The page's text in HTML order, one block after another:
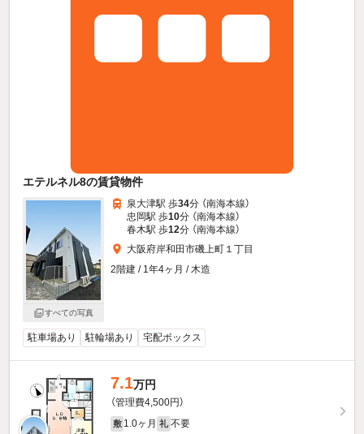
エテルネル8の賃貸物件
すべての写真
泉大津駅 歩34分 （南海本線）
忠岡駅 歩10分 （南海本線）
春木駅 歩12分 （南海本線）
大阪府岸和田市磯上町１丁目
2階建 / 1年4ヶ月 / 木造
駐車場あり 駐輪場あり 宅配ボックス
7.1万円
（管理費4,500円）
敷 1.0ヶ月 礼 不要